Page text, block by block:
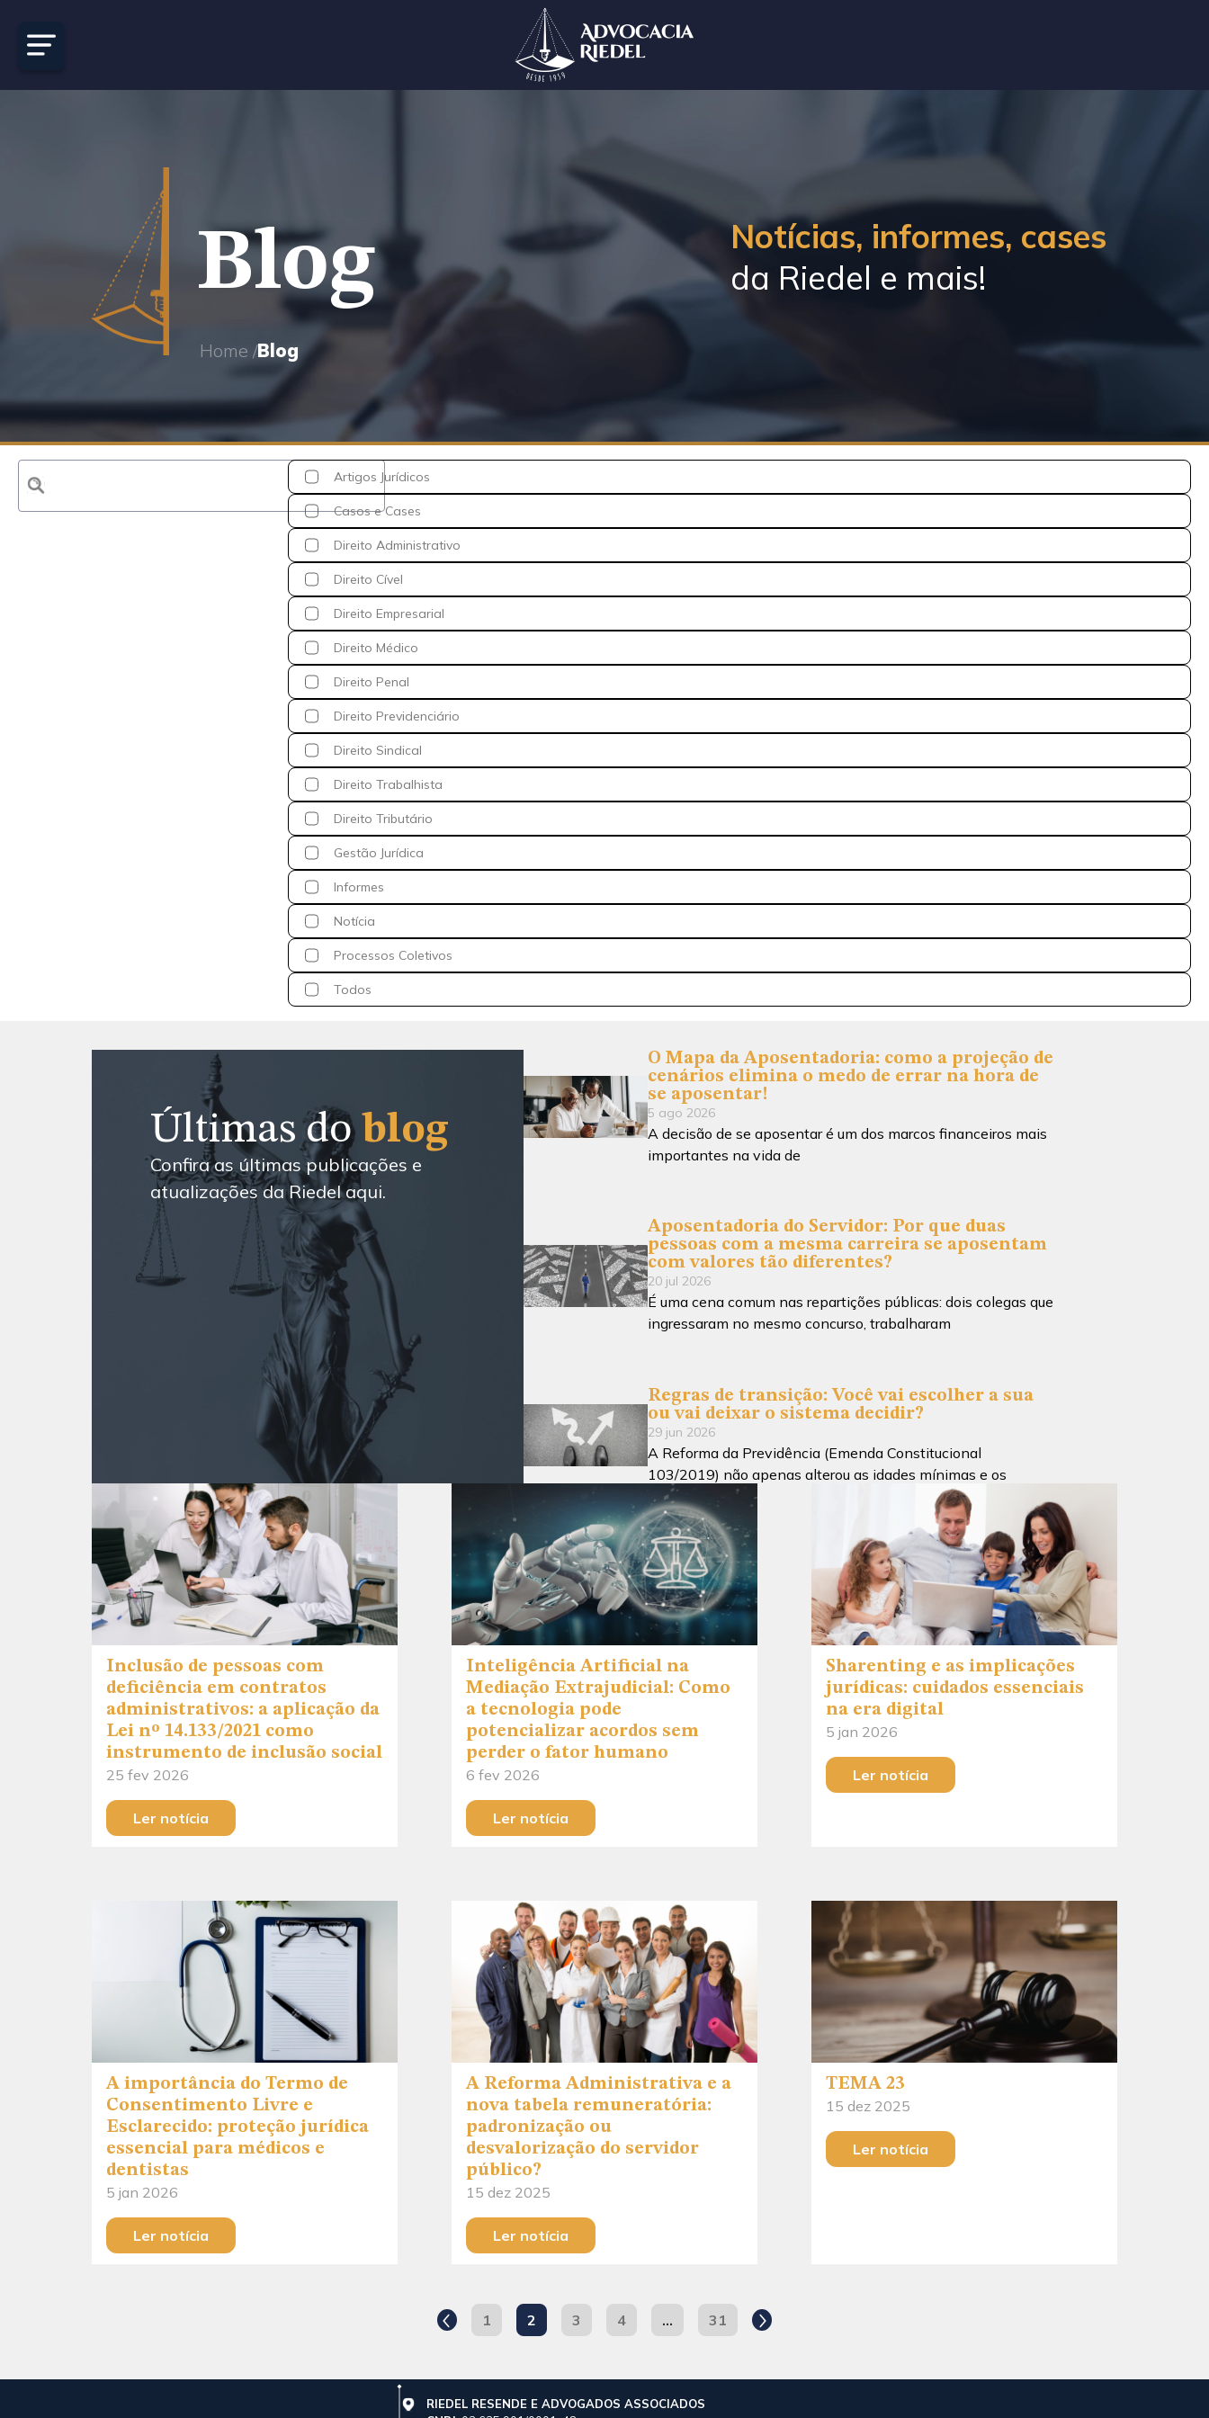
Blog
Home /Blog
Notícias, informes, cases
da Riedel e mais!
Artigos Jurídicos
Casos e Cases
Direito Administrativo
Direito Cível
Direito Empresarial
Direito Médico
Direito Penal
Direito Previdenciário
Direito Sindical
Direito Trabalhista
Direito Tributário
Gestão Jurídica
Informes
Notícia
Processos Coletivos
Todos
Últimas doblog
Confira as últimas publicações e
atualizações da Riedel aqui.
O Mapa da Aposentadoria: como a projeção de
cenários elimina o medo de errar na hora de
se aposentar!
5 ago 2026
A decisão de se aposentar é um dos marcos financeiros mais
importantes na vida de
Aposentadoria do Servidor: Por que duas
pessoas com a mesma carreira se aposentam
com valores tão diferentes?
20 jul 2026
É uma cena comum nas repartições públicas: dois colegas que
ingressaram no mesmo concurso, trabalharam
Regras de transição: Você vai escolher a sua
ou vai deixar o sistema decidir?
29 jun 2026
A Reforma da Previdência (Emenda Constitucional
103/2019) não apenas alterou as idades mínimas e os
Inclusão de pessoas com
deficiência em contratos
administrativos: a aplicação da
Lei nº 14.133/2021 como
instrumento de inclusão social
25 fev 2026
Ler notícia
Inteligência Artificial na
Mediação Extrajudicial: Como
a tecnologia pode
potencializar acordos sem
perder o fator humano
6 fev 2026
Ler notícia
Sharenting e as implicações
jurídicas: cuidados essenciais
na era digital
5 jan 2026
Ler notícia
A importância do Termo de
Consentimento Livre e
Esclarecido: proteção jurídica
essencial para médicos e
dentistas
5 jan 2026
Ler notícia
A Reforma Administrativa e a
nova tabela remuneratória:
padronização ou
desvalorização do servidor
público?
15 dez 2025
Ler notícia
TEMA 23
15 dez 2025
Ler notícia
1 2 3 4 … 31
RIEDEL RESENDE E ADVOGADOS ASSOCIADOS